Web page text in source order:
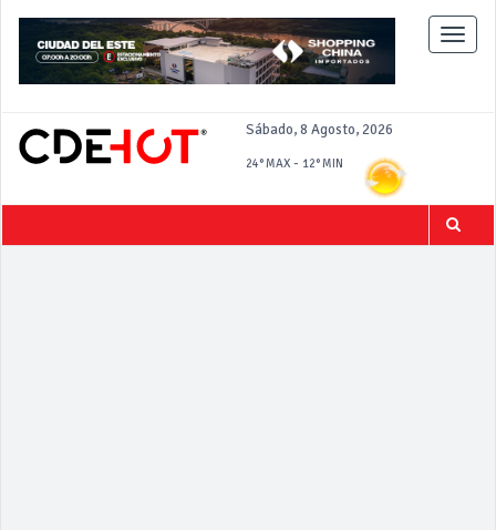
Sábado, 8 Agosto, 2026
24°MAX - 12°MIN
Toggle